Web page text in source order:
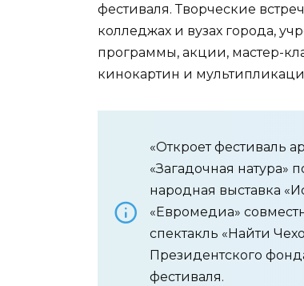
фестиваля. Творческие
колледжах и вузах города,
программы, акции, мастер-
кинокартин и
«Откроет фестиваль
«Загадочная
народная выставка
«Евромедиа»
спектакль «Найти
Президентского
фестиваля.